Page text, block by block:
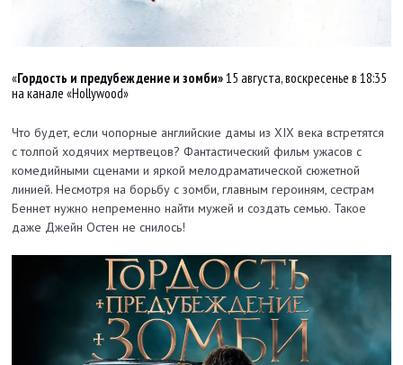
«Гордость и предубеждение и зомби»15 августа, воскресенье в 18:35
на канале «Hollywood»
Что будет, если чопорные английские дамы из XIX века встретятся
с толпой ходячих мертвецов? Фантастический фильм ужасов с
комедийными сценами и яркой мелодраматической сюжетной
линией. Несмотря на борьбу с зомби, главным героиням, сестрам
Беннет нужно непременно найти мужей и создать семью. Такое
даже Джейн Остен не снилось!